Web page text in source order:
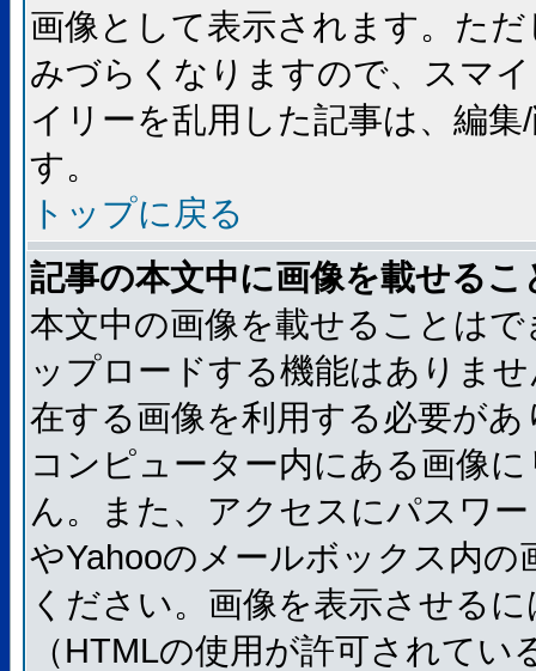
画像として表示されます。た
みづらくなりますので、スマ
イリーを乱用した記事は、編
す。
トップに戻る
記事の本文中に画像を載せる
本文中の画像を載せることは
ップロードする機能はありま
在する画像を利用する必要が
コンピューター内にある画像
ん。また、アクセスにパスワ
やYahooのメールボックス内
ください。画像を表示させる
（HTMLの使用が許可されて